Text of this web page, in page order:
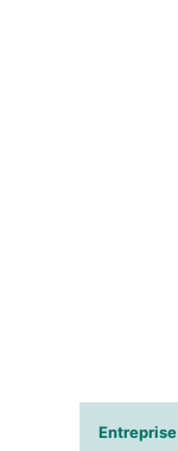
Entreprise